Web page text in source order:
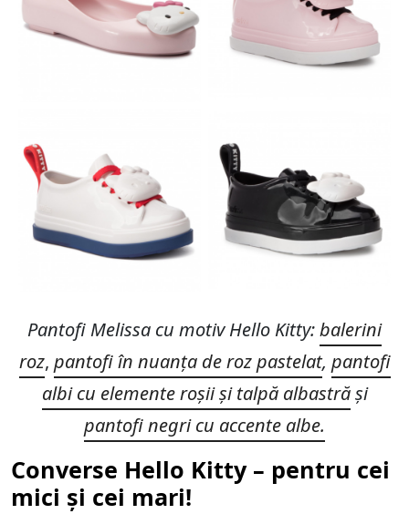
Pantofi Melissa cu motiv Hello Kitty:balerini
roz, pantofi în nuanța de roz pastelat, pantofi
albi cu elemente roșii și talpă albastrăși
pantofi negri cu accente albe.
Converse Hello Kitty – pentru cei
mici și cei mari!